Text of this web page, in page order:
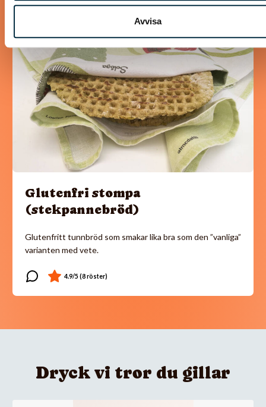
Avvisa
Glutenfri stompa
(stekpannebröd)
Glutenfritt tunnbröd som smakar lika bra som den ”vanliga”
varianten med vete.
Dryck vi tror du gillar